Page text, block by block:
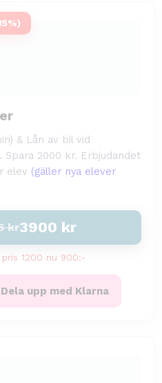
& Lån av bil vid
2000 kr. Erbjudandet
elev (gäller nya elever
kr3900 kr
1200 nu 900:-
Dela upp med Klarna